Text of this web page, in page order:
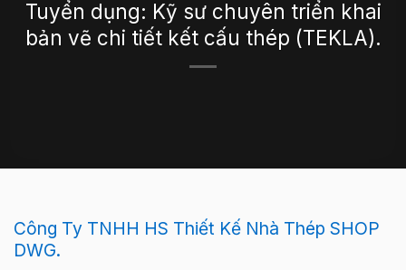
Tuyển dụng: Kỹ sư chuyên triển khai
bản vẽ chi tiết kết cấu thép (TEKLA).
Công Ty TNHH HS Thiết Kế Nhà Thép SHOP
DWG.